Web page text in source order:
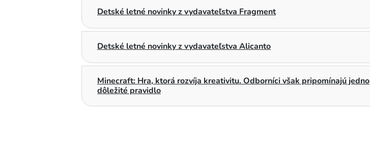
Detské letné novinky z vydavateľstva Fragment
Detské letné novinky z vydavateľstva Alicanto
Minecraft: Hra, ktorá rozvíja kreativitu. Odborníci však pripomínajú jedno
dôležité pravidlo